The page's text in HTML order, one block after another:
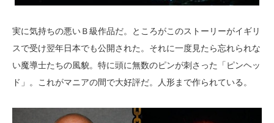
実に気持ちの悪いＢ級作品だ。ところがこのストーリーがイギリ
スで受け翌年日本でも公開された。それに一度見たら忘れられな
い魔導士たちの風貌。特に頭に無数のピンが刺さった「ピンヘッ
ド」。これがマニアの間で大好評だ。人形まで作られている。